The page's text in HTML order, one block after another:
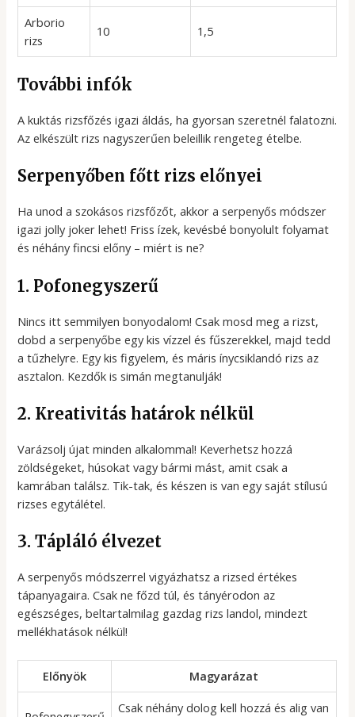
Arborio
rizs
10 1,5
További infók
A kuktás rizsfőzés igazi áldás, ha gyorsan szeretnél falatozni.
Az elkészült rizs nagyszerűen beleillik rengeteg ételbe.
Serpenyőben főtt rizs előnyei
Ha unod a szokásos rizsfőzőt, akkor a serpenyős módszer
igazi jolly joker lehet! Friss ízek, kevésbé bonyolult folyamat
és néhány fincsi előny – miért is ne?
1. Pofonegyszerű
Nincs itt semmilyen bonyodalom! Csak mosd meg a rizst,
dobd a serpenyőbe egy kis vízzel és fűszerekkel, majd tedd
a tűzhelyre. Egy kis figyelem, és máris ínycsiklandó rizs az
asztalon. Kezdők is simán megtanulják!
2. Kreativitás határok nélkül
Varázsolj újat minden alkalommal! Keverhetsz hozzá
zöldségeket, húsokat vagy bármi mást, amit csak a
kamrában találsz. Tik-tak, és készen is van egy saját stílusú
rizses egytálétel.
3. Tápláló élvezet
A serpenyős módszerrel vigyázhatsz a rizsed értékes
tápanyagaira. Csak ne főzd túl, és tányérodon az
egészséges, beltartalmilag gazdag rizs landol, mindezt
mellékhatások nélkül!
Előnyök Magyarázat
Csak néhány dolog kell hozzá és alig van